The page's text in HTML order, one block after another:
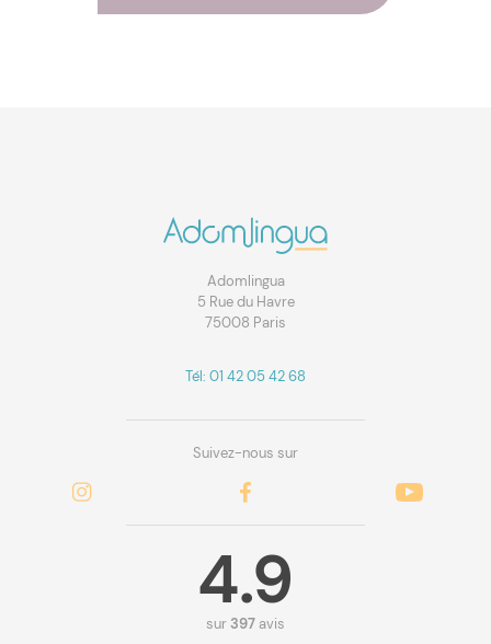
Adomlingua
5 Rue du Havre
75008 Paris
Tél: 01 42 05 42 68
Suivez-nous sur
4.9
sur397 avis